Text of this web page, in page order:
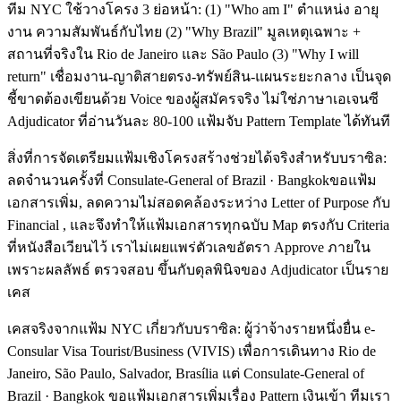
ทีม NYC ใช้วางโครง 3 ย่อหน้า: (1) "Who am I" ตำแหน่ง อายุ
งาน ความสัมพันธ์กับไทย (2) "Why Brazil" มูลเหตุเฉพาะ +
สถานที่จริงใน Rio de Janeiro และ São Paulo (3) "Why I will
return" เชื่อมงาน-ญาติสายตรง-ทรัพย์สิน-แผนระยะกลาง เป็นจุด
ชี้ขาดต้องเขียนด้วย Voice ของผู้สมัครจริง ไม่ใช่ภาษาเอเจนซี
Adjudicator ที่อ่านวันละ 80-100 แฟ้มจับ Pattern Template ได้ทันที
สิ่งที่การจัดเตรียมแฟ้มเชิงโครงสร้างช่วยได้จริงสำหรับบราซิล:
ลดจำนวนครั้งที่ Consulate-General of Brazil · Bangkokขอแฟ้ม
เอกสารเพิ่ม, ลดความไม่สอดคล้องระหว่าง Letter of Purpose กับ
Financial , และจึงทำให้แฟ้มเอกสารทุกฉบับ Map ตรงกับ Criteria
ที่หนังสือเวียนไว้ เราไม่เผยแพร่ตัวเลขอัตรา Approve ภายใน
เพราะผลลัพธ์ ตรวจสอบ ขึ้นกับดุลพินิจของ Adjudicator เป็นราย
เคส
เคสจริงจากแฟ้ม NYC เกี่ยวกับบราซิล: ผู้ว่าจ้างรายหนึ่งยื่น e-
Consular Visa Tourist/Business (VIVIS) เพื่อการเดินทาง Rio de
Janeiro, São Paulo, Salvador, Brasília แต่ Consulate-General of
Brazil · Bangkok ขอแฟ้มเอกสารเพิ่มเรื่อง Pattern เงินเข้า ทีมเรา